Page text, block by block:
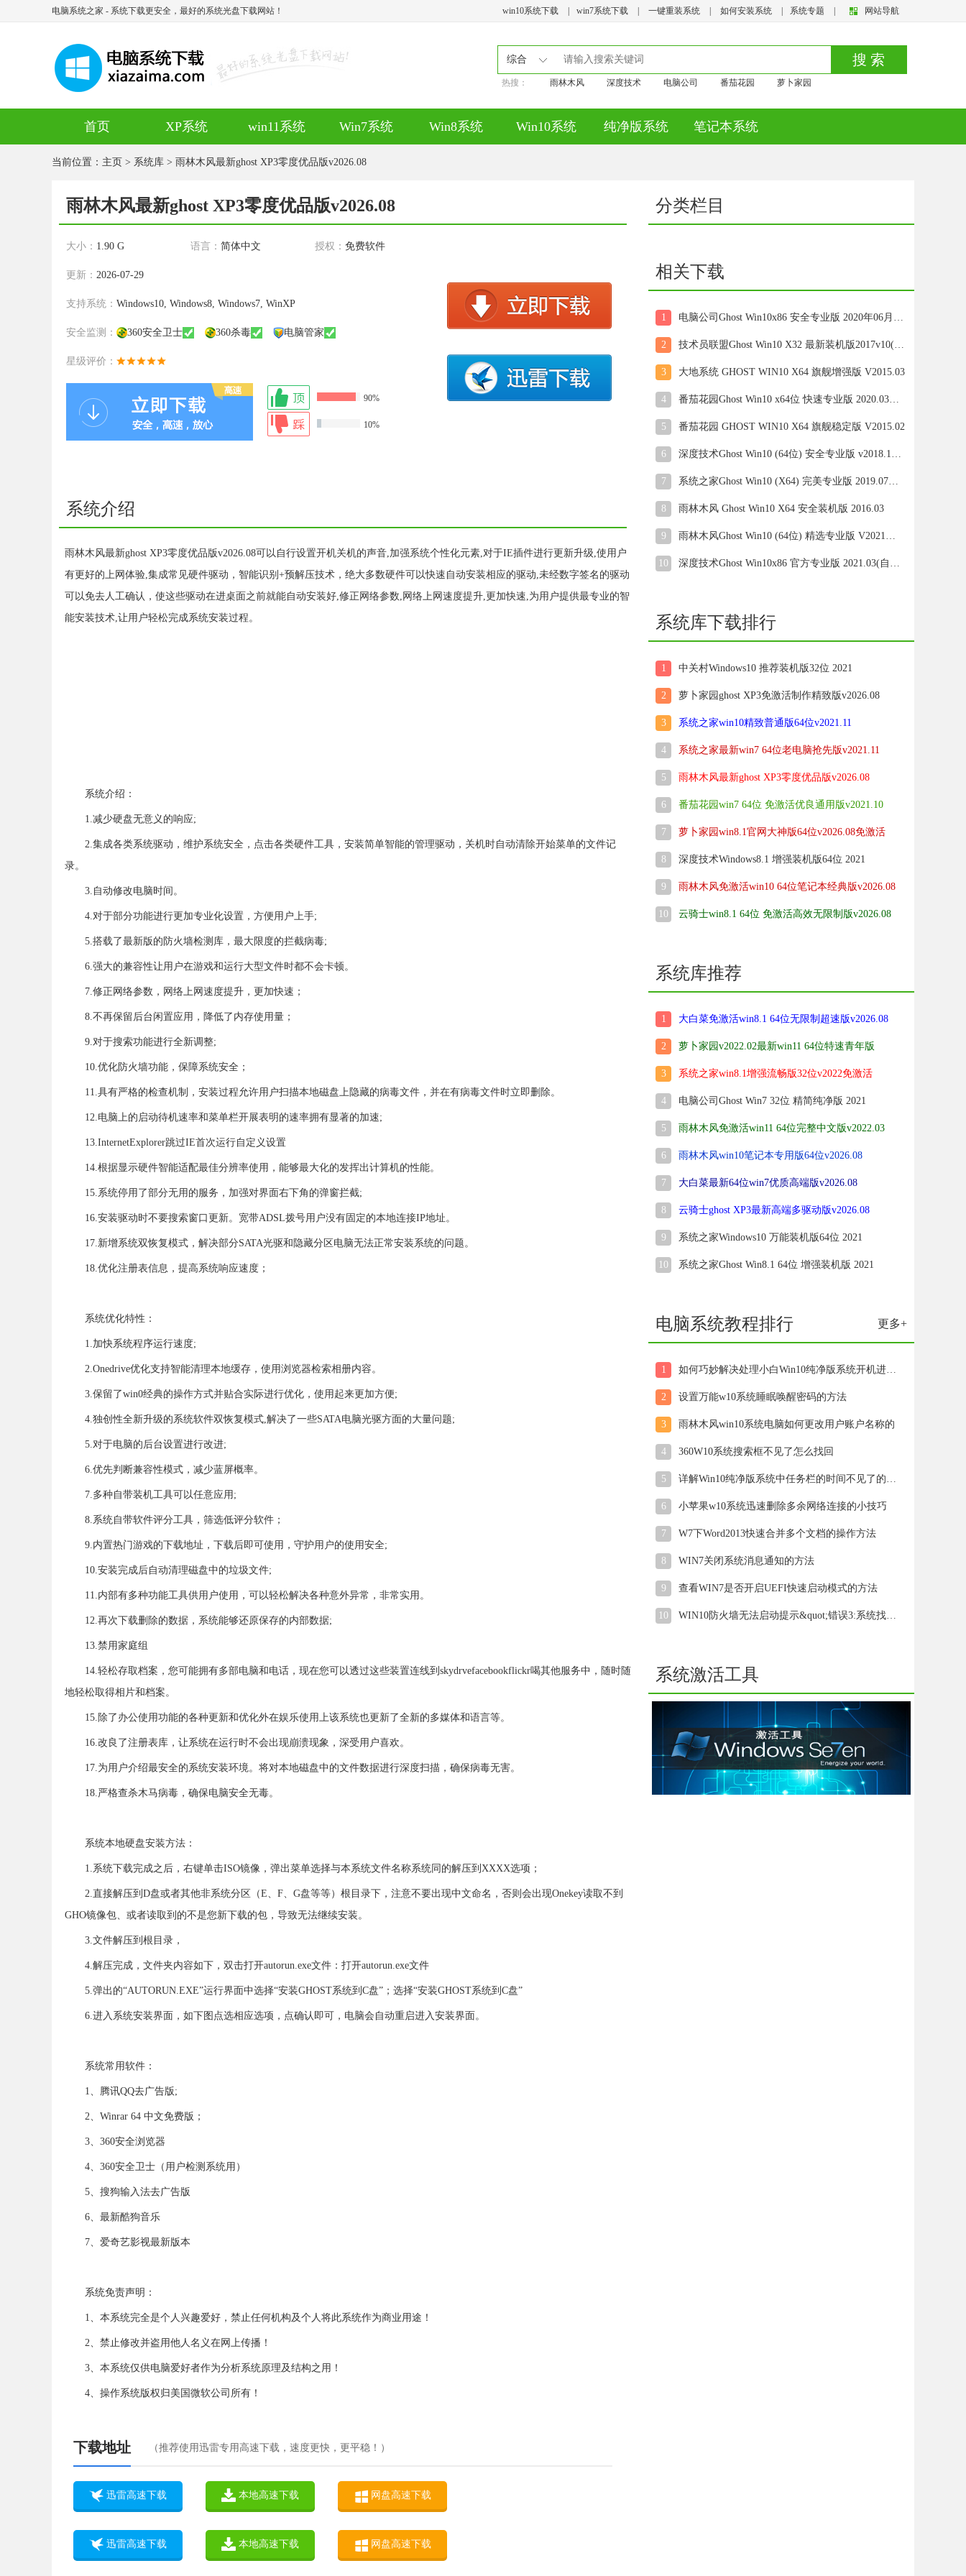
电脑系统之家 - 系统下载更安全，最好的系统光盘下载网站！ 网站导航
win10系统下载 win7系统下载 一键重装系统 如何安装系统 系统专题
综合 搜 索
热搜： 雨林木风 深度技术 电脑公司 番茄花园 萝卜家园
首页 XP系统 win11系统 Win7系统 Win8系统 Win10系统 纯净版系统 笔记本系统
当前位置： 主页 > 系统库 > 雨林木风最新ghost XP3零度优品版v2026.08
雨林木风最新ghost XP3零度优品版v2026.08
大小： 1.90 G 语言： 简体中文 授权： 免费软件
更新： 2026-07-29
支持系统： Windows10, Windows8, Windows7, WinXP
安全监测： 360安全卫士 360杀毒 电脑管家
星级评价：
90%
10%
系统介绍
雨林木风最新ghost XP3零度优品版v2026.08可以自行设置开机关机的声音,加强系统个性化元素,对于IE插件进行更新升级,使用户
有更好的上网体验,集成常见硬件驱动，智能识别+预解压技术，绝大多数硬件可以快速自动安装相应的驱动,未经数字签名的驱动
可以免去人工确认，使这些驱动在进桌面之前就能自动安装好,修正网络参数,网络上网速度提升,更加快速,为用户提供最专业的智
能安装技术,让用户轻松完成系统安装过程。
系统介绍：
1.减少硬盘无意义的响应;
2.集成各类系统驱动，维护系统安全，点击各类硬件工具，安装简单智能的管理驱动，关机时自动清除开始菜单的文件记
录。
3.自动修改电脑时间。
4.对于部分功能进行更加专业化设置，方便用户上手;
5.搭载了最新版的防火墙检测库，最大限度的拦截病毒;
6.强大的兼容性让用户在游戏和运行大型文件时都不会卡顿。
7.修正网络参数，网络上网速度提升，更加快速；
8.不再保留后台闲置应用，降低了内存使用量；
9.对于搜索功能进行全新调整;
10.优化防火墙功能，保障系统安全；
11.具有严格的检查机制，安装过程允许用户扫描本地磁盘上隐藏的病毒文件，并在有病毒文件时立即删除。
12.电脑上的启动待机速率和菜单栏开展表明的速率拥有显著的加速;
13.InternetExplorer跳过IE首次运行自定义设置
14.根据显示硬件智能适配最佳分辨率使用，能够最大化的发挥出计算机的性能。
15.系统停用了部分无用的服务，加强对界面右下角的弹窗拦截;
16.安装驱动时不要搜索窗口更新。宽带ADSL拨号用户没有固定的本地连接IP地址。
17.新增系统双恢复模式，解决部分SATA光驱和隐藏分区电脑无法正常安装系统的问题。
18.优化注册表信息，提高系统响应速度；
系统优化特性：
1.加快系统程序运行速度;
2.Onedrive优化支持智能清理本地缓存，使用浏览器检索相册内容。
3.保留了win0经典的操作方式并贴合实际进行优化，使用起来更加方便;
4.独创性全新升级的系统软件双恢复模式,解决了一些SATA电脑光驱方面的大量问题;
5.对于电脑的后台设置进行改进;
6.优先判断兼容性模式，减少蓝屏概率。
7.多种自带装机工具可以任意应用;
8.系统自带软件评分工具，筛选低评分软件；
9.内置热门游戏的下载地址，下载后即可使用，守护用户的使用安全;
10.安装完成后自动清理磁盘中的垃圾文件;
11.内部有多种功能工具供用户使用，可以轻松解决各种意外异常，非常实用。
12.再次下载删除的数据，系统能够还原保存的内部数据;
13.禁用家庭组
14.轻松存取档案，您可能拥有多部电脑和电话，现在您可以透过这些装置连线到skydrvefacebookflickr喝其他服务中，随时随
地轻松取得相片和档案。
15.除了办公使用功能的各种更新和优化外在娱乐使用上该系统也更新了全新的多媒体和语言等。
16.改良了注册表库，让系统在运行时不会出现崩溃现象，深受用户喜欢。
17.为用户介绍最安全的系统安装环境。将对本地磁盘中的文件数据进行深度扫描，确保病毒无害。
18.严格查杀木马病毒，确保电脑安全无毒。
系统本地硬盘安装方法：
1.系统下载完成之后，右键单击ISO镜像，弹出菜单选择与本系统文件名称系统同的解压到XXXX选项；
2.直接解压到D盘或者其他非系统分区（E、F、G盘等等）根目录下，注意不要出现中文命名，否则会出现Onekey读取不到
GHO镜像包、或者读取到的不是您新下载的包，导致无法继续安装。
3.文件解压到根目录，
4.解压完成，文件夹内容如下，双击打开autorun.exe文件：打开autorun.exe文件
5.弹出的“AUTORUN.EXE”运行界面中选择“安装GHOST系统到C盘”；选择“安装GHOST系统到C盘”
6.进入系统安装界面，如下图点选相应选项，点确认即可，电脑会自动重启进入安装界面。
系统常用软件：
1、腾讯QQ去广告版;
2、Winrar 64 中文免费版；
3、360安全浏览器
4、360安全卫士（用户检测系统用）
5、搜狗输入法去广告版
6、最新酷狗音乐
7、爱奇艺影视最新版本
系统免责声明：
1、本系统完全是个人兴趣爱好，禁止任何机构及个人将此系统作为商业用途！
2、禁止修改并盗用他人名义在网上传播！
3、本系统仅供电脑爱好者作为分析系统原理及结构之用！
4、操作系统版权归美国微软公司所有！
下载地址 （推荐使用迅雷专用高速下载，速度更快，更平稳！）
迅雷高速下载 本地高速下载 网盘高速下载
迅雷高速下载 本地高速下载 网盘高速下载
分类栏目
相关下载
1 电脑公司Ghost Win10x86 安全专业版 2020年06月(绝对激活)
2 技术员联盟Ghost Win10 X32 最新装机版2017v10(自动激活)
3 大地系统 GHOST WIN10 X64 旗舰增强版 V2015.03
4 番茄花园Ghost Win10 x64位 快速专业版 2020.03月(自动激活)
5 番茄花园 GHOST WIN10 X64 旗舰稳定版 V2015.02
6 深度技术Ghost Win10 (64位) 安全专业版 v2018.12(免激活)
7 系统之家Ghost Win10 (X64) 完美专业版 2019.07月(自动激活)
8 雨林木风 Ghost Win10 X64 安全装机版 2016.03
9 雨林木风Ghost Win10 (64位) 精选专业版 V2021年08月(无需激活)
10 深度技术Ghost Win10x86 官方专业版 2021.03(自动激活)
系统库下载排行
1 中关村Windows10 推荐装机版32位 2021
2 萝卜家园ghost XP3免激活制作精致版v2026.08
3 系统之家win10精致普通版64位v2021.11
4 系统之家最新win7 64位老电脑抢先版v2021.11
5 雨林木风最新ghost XP3零度优品版v2026.08
6 番茄花园win7 64位 免激活优良通用版v2021.10
7 萝卜家园win8.1官网大神版64位v2026.08免激活
8 深度技术Windows8.1 增强装机版64位 2021
9 雨林木风免激活win10 64位笔记本经典版v2026.08
10 云骑士win8.1 64位 免激活高效无限制版v2026.08
系统库推荐
1 大白菜免激活win8.1 64位无限制超速版v2026.08
2 萝卜家园v2022.02最新win11 64位特速青年版
3 系统之家win8.1增强流畅版32位v2022免激活
4 电脑公司Ghost Win7 32位 精简纯净版 2021
5 雨林木风免激活win11 64位完整中文版v2022.03
6 雨林木风win10笔记本专用版64位v2026.08
7 大白菜最新64位win7优质高端版v2026.08
8 云骑士ghost XP3最新高端多驱动版v2026.08
9 系统之家Windows10 万能装机版64位 2021
10 系统之家Ghost Win8.1 64位 增强装机版 2021
电脑系统教程排行 更多+
1 如何巧妙解决处理小白Win10纯净版系统开机进入桌面后显示黑屏
2 设置万能w10系统睡眠唤醒密码的方法
3 雨林木风win10系统电脑如何更改用户账户名称的
4 360W10系统搜索框不见了怎么找回
5 详解Win10纯净版系统中任务栏的时间不见了的解决步骤
6 小苹果w10系统迅速删除多余网络连接的小技巧
7 W7下Word2013快速合并多个文档的操作方法
8 WIN7关闭系统消息通知的方法
9 查看WIN7是否开启UEFI快速启动模式的方法
10 WIN10防火墙无法启动提示&quot;错误3:系统找不到指定路径&qu
系统激活工具